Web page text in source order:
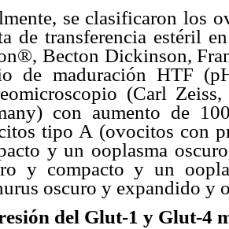
se clasificaron los
de transferencia estéril
Becton Dickinson,
de maduración HTF
(Carl
con aumento de
tipo A (ovocitos con
y un ooplasma
y compacto y un
oscuro y expandido y
del Glut-1 y Glut-4